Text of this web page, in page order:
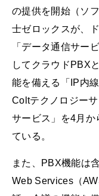
の提供を開始（ソ
士ゼロックスが、
「データ通信サー
してクラウドPBX
能を備える「IP内
Coltテクノロジー
サービス」を4月か
ている。
また、PBX機能は
Web Services（